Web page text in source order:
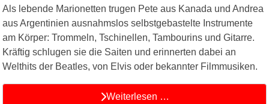
Als lebende Marionetten trugen Pete aus Kanada und Andrea
aus Argentinien ausnahmslos selbstgebastelte Instrumente
am Körper: Trommeln, Tschinellen, Tambourins und Gitarre.
Kräftig schlugen sie die Saiten und erinnerten dabei an
Welthits der Beatles, von Elvis oder bekannter Filmmusiken.
Weiterlesen …